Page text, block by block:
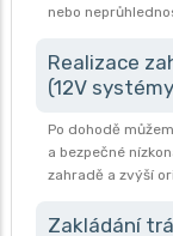
nebo
Realizace
(12V
Po dohodě
a bezpečné
zahradě a zvýší
Zakládání